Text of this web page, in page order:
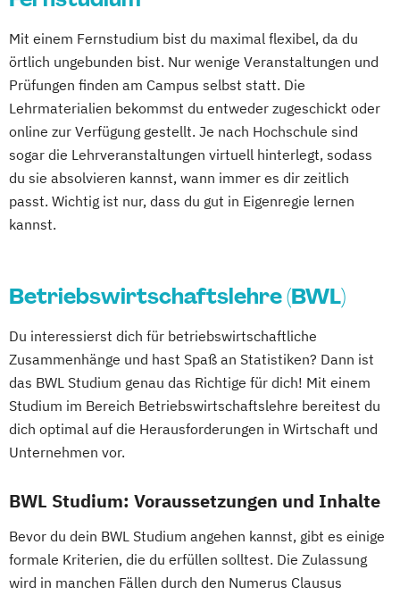
Mit einem Fernstudium bist du maximal flexibel, da du
örtlich ungebunden bist. Nur wenige Veranstaltungen und
Prüfungen finden am Campus selbst statt. Die
Lehrmaterialien bekommst du entweder zugeschickt oder
online zur Verfügung gestellt. Je nach Hochschule sind
sogar die Lehrveranstaltungen virtuell hinterlegt, sodass
du sie absolvieren kannst, wann immer es dir zeitlich
passt. Wichtig ist nur, dass du gut in Eigenregie lernen
kannst.
Betriebswirtschaftslehre (BWL)
Du interessierst dich für betriebswirtschaftliche
Zusammenhänge und hast Spaß an Statistiken? Dann ist
das BWL Studium genau das Richtige für dich! Mit einem
Studium im Bereich Betriebswirtschaftslehre bereitest du
dich optimal auf die Herausforderungen in Wirtschaft und
Unternehmen vor.
BWL Studium: Voraussetzungen und Inhalte
Bevor du dein BWL Studium angehen kannst, gibt es einige
formale Kriterien, die du erfüllen solltest. Die Zulassung
wird in manchen Fällen durch den Numerus Clausus